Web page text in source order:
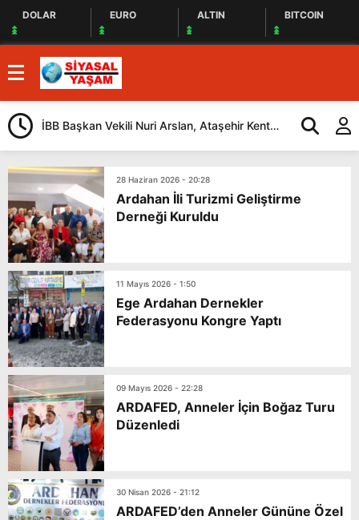
DOLAR EURO ALTIN BITCOIN
İBB Başkan Vekili Nuri Arslan, Ataşehir Kent
Lokantasını Ziyaret Etti
Tuzla’da
Düzenlendi
28 Haziran 2026 - 20:28
Ardahan İli Turizmi Geliştirme
Derneği Kuruldu
11 Mayıs 2026 - 1:50
Ege Ardahan Dernekler
Federasyonu Kongre Yaptı
09 Mayıs 2026 - 22:28
ARDAFED, Anneler İçin Boğaz Turu
Düzenledi
30 Nisan 2026 - 21:12
ARDAFED’den Anneler Gününe Özel